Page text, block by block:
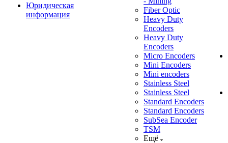
Юридическая
информация
Fiber Optic
Heavy Duty
Encoders
Heavy Duty
Encoders
Micro Encoders
Mini Encoders
Mini encoders
Stainless Steel
Stainless Steel
Standard Encoders
Standard Encoders
SubSea Encoder
TSM
Ещё